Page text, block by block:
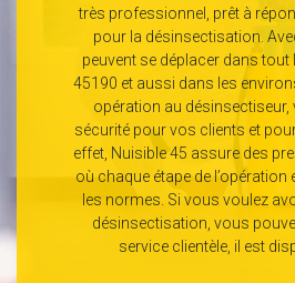
très professionnel, prêt à
pour la désinsectisation.
peuvent se déplacer dans tout
45190 et aussi dans les
opération au désinsectiseur,
sécurité pour vos clients et
effet, Nuisible 45 assure des
où chaque étape de l’opération
les normes. Si vous voulez
désinsectisation, vous
service clientèle, il est